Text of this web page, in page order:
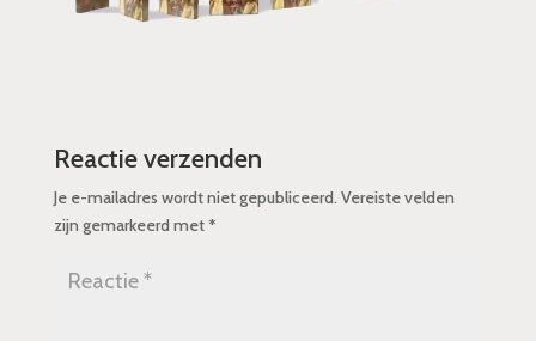
Reactie verzenden
Je e-mailadres wordt niet gepubliceerd. Vereiste velden
zijn gemarkeerd met*